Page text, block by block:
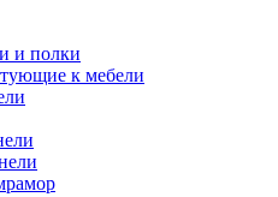
и полки
к мебели